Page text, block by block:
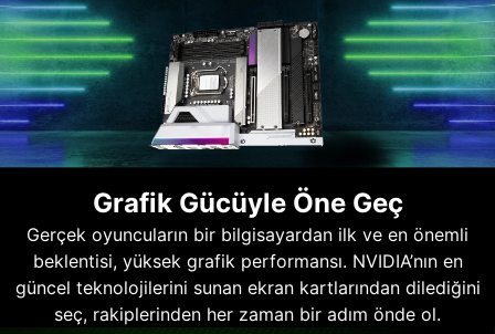
Grafik Gücüyle Öne Geç
Gerçek oyuncuların bir bilgisayardan ilk ve en önemli
beklentisi, yüksek grafik performansı. NVIDIA’nın en
güncel teknolojilerini sunan ekran kartlarından dilediğini
seç, rakiplerinden her zaman bir adım önde ol.